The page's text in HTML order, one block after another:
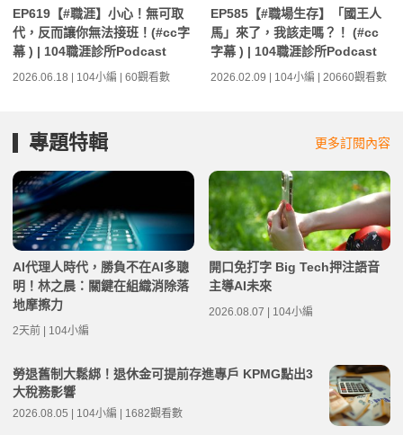
EP619【#職涯】小心！無可取
代，反而讓你無法接班！(#cc字
幕 ) | 104職涯診所Podcast
2026.06.18 | 104小編 | 60觀看數
EP585【#職場生存】「國王人
馬」來了，我該走嗎？！ (#cc
字幕 ) | 104職涯診所Podcast
2026.02.09 | 104小編 | 20660觀看數
專題特輯 更多訂閱內容
AI代理人時代，勝負不在AI多聰
明！林之晨：關鍵在組織消除落
地摩擦力
2天前 | 104小編
開口免打字 Big Tech押注語音
主導AI未來
2026.08.07 | 104小編
勞退舊制大鬆綁！退休金可提前存進專戶 KPMG點出3
大稅務影響
2026.08.05 | 104小編 | 1682觀看數